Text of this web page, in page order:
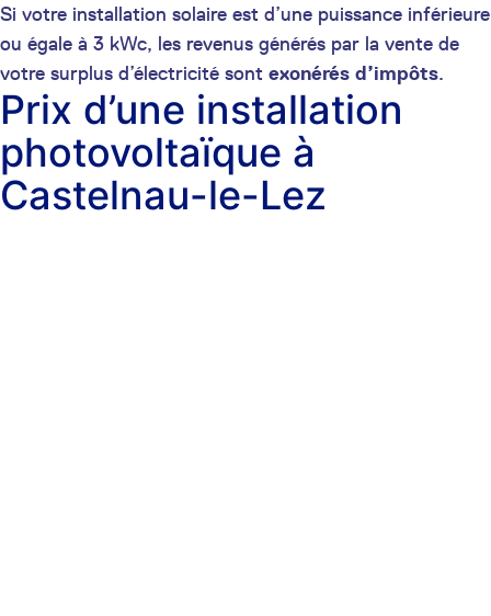
Si votre installation solaire est d’une puissance inférieure
ou égale à 3 kWc, les revenus générés par la vente de
votre surplus d’électricité sont exonérés d’impôts.
Prix d’une installation
photovoltaïque à
Castelnau-le-Lez